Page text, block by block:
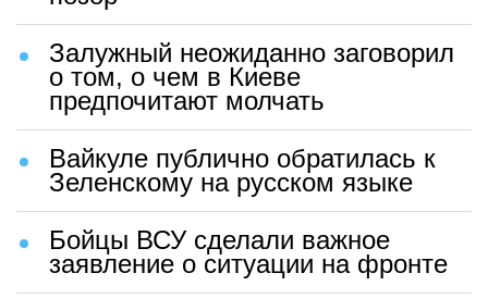
Залужный неожиданно заговорил
о том, о чем в Киеве
предпочитают молчать
Вайкуле публично обратилась к
Зеленскому на русском языке
Бойцы ВСУ сделали важное
заявление о ситуации на фронте